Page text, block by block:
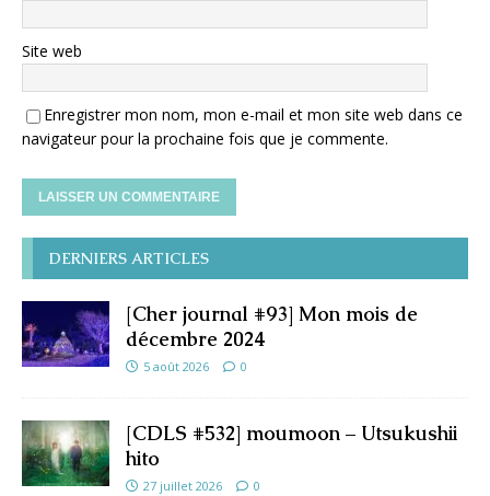
Site web
Enregistrer mon nom, mon e-mail et mon site web dans ce
navigateur pour la prochaine fois que je commente.
DERNIERS ARTICLES
[Cher journal #93] Mon mois de
décembre 2024
5 août 2026 0
[CDLS #532] moumoon – Utsukushii
hito
27 juillet 2026 0